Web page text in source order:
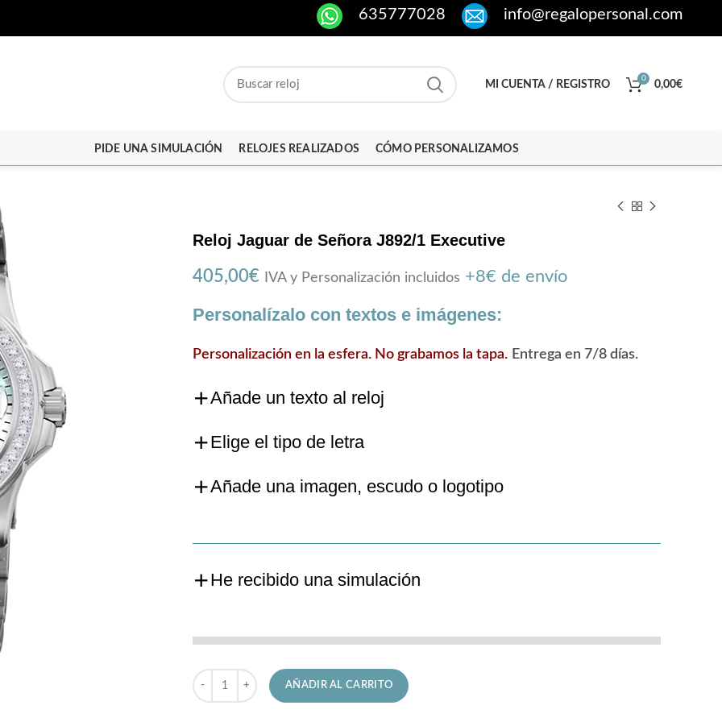
635777028 info@regalopersonal.com
MI CUENTA / REGISTRO
0
0,00€
PIDE UNA SIMULACIÓN RELOJES REALIZADOS CÓMO PERSONALIZAMOS
Reloj Jaguar de Señora J892/1 Executive
405,00€ IVA y Personalización incluidos +8€ de envío
Personalízalo con textos e imágenes:
Personalización en la esfera. No grabamos la tapa. Entrega en 7/8 días.
Añade un texto al reloj
Elige el tipo de letra
Añade una imagen, escudo o logotipo
He recibido una simulación
Reloj Jaguar de Señora J892/1 Executive cantidad
AÑADIR AL CARRITO